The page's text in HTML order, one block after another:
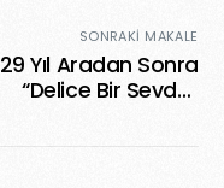
SONRAKI MAKALE
29 Yıl Aradan Sonra
“Delice Bir Sevda”